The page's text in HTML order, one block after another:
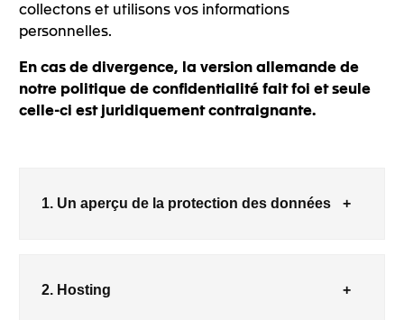
collectons et utilisons vos informations
personnelles.
En cas de divergence, la version allemande de
notre politique de confidentialité fait foi et seule
celle-ci est juridiquement contraignante.
1. Un aperçu de la protection des données
2. Hosting